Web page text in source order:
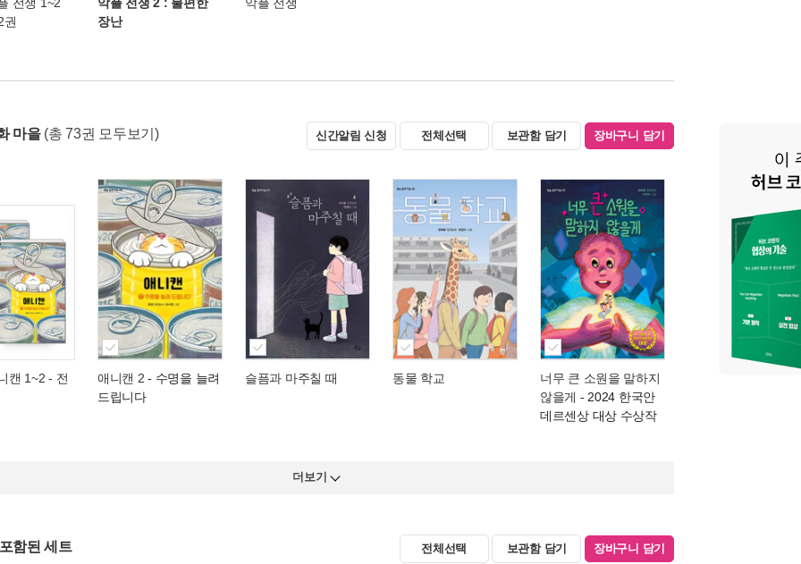
권
장난
마을 (총 73권 모두보기) 신간알림 신청 전체선택 보관함 담기 장바구니 담기
캔 1~2 - 전 애니캔 2 - 수명을 늘려
드립니다
슬픔과 마주칠 때 동물 학교
너무 큰 소원을 말하지
않을게 - 2024 한국안
데르센상 대상 수상작
더보기
함된 세트 전체선택 보관함 담기 장바구니 담기